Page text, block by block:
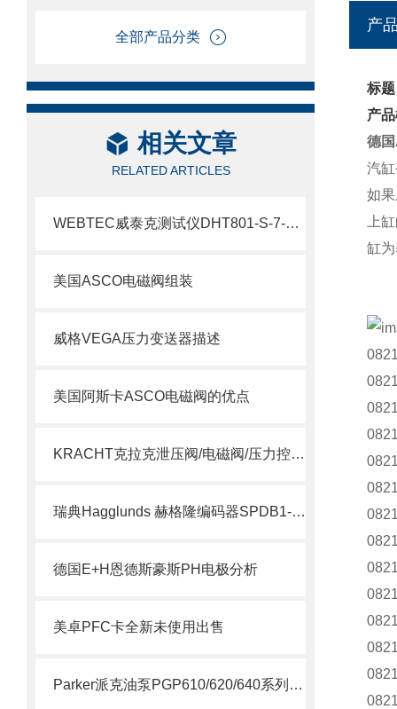
全部产品分类
相关文章
RELATED ARTICLES
WEBTEC威泰克测试仪DHT801-S-7-L介绍
美国ASCO电磁阀组装
威格VEGA压力变送器描述
美国阿斯卡ASCO电磁阀的优点
KRACHT克拉克泄压阀/电磁阀/压力控制阀选型指南
瑞典Hagglunds 赫格隆编码器SPDB1-1000-BT介绍
德国E+H恩德斯豪斯PH电极分析
美卓PFC卡全新未使用出售
Parker派克油泵PGP610/620/640系列简要说明
产
标
产
德
汽
如
上
缸